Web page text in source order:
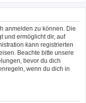
anmelden zu können. Die
und ermöglicht dir, auf
kann registrierten
Beachte bitte unsere
bevor du dich
wenn du dich in